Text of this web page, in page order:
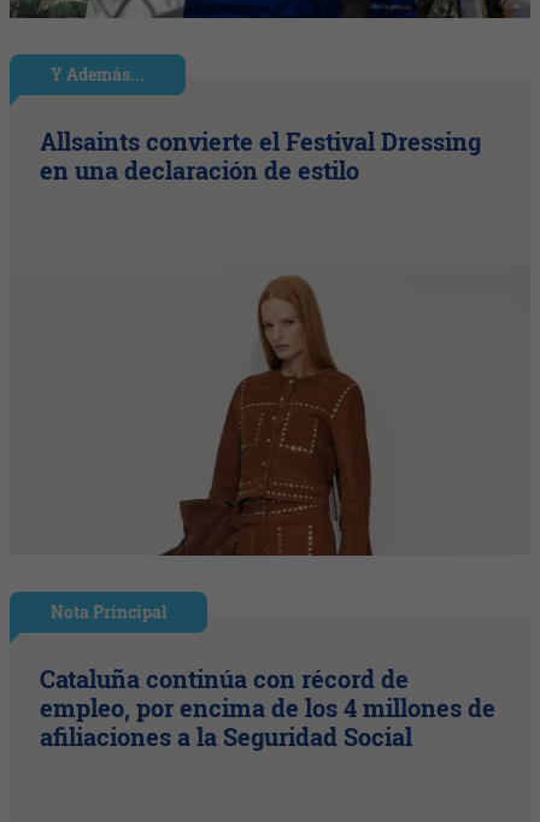
Y Además...
Allsaints convierte el Festival Dressing
en una declaración de estilo
Nota Principal
Cataluña continúa con récord de
empleo, por encima de los 4 millones de
afiliaciones a la Seguridad Social